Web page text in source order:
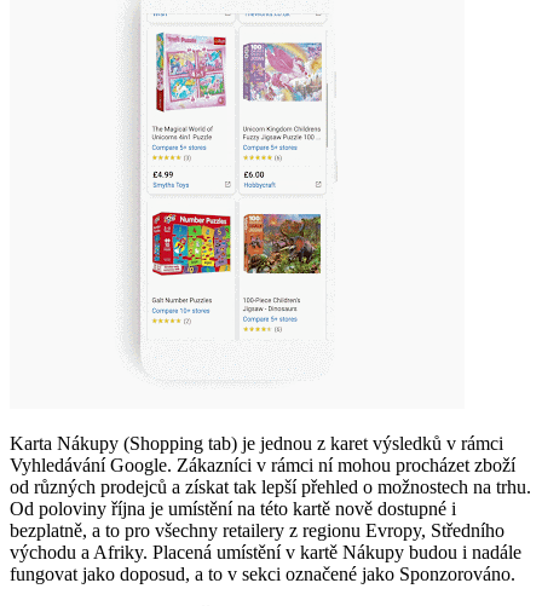
Karta Nákupy (Shopping tab) je jednou z karet výsledků v rámci
Vyhledávání Google. Zákazníci v rámci ní mohou procházet zboží
od různých prodejců a získat tak lepší přehled o možnostech na trhu.
Od poloviny října je umístění na této kartě nově dostupné i
bezplatně, a to pro všechny retailery z regionu Evropy, Středního
východu a Afriky. Placená umístění v kartě Nákupy budou i nadále
fungovat jako doposud, a to v sekci označené jako Sponzorováno.